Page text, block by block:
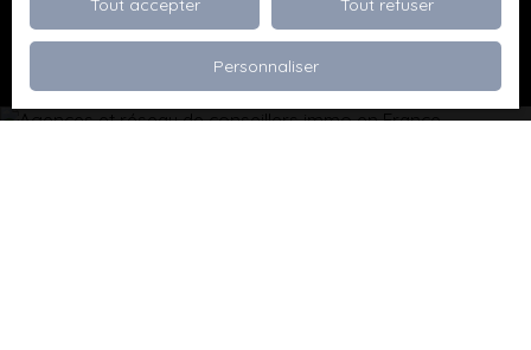
Recevoir des annonces
Personnaliser